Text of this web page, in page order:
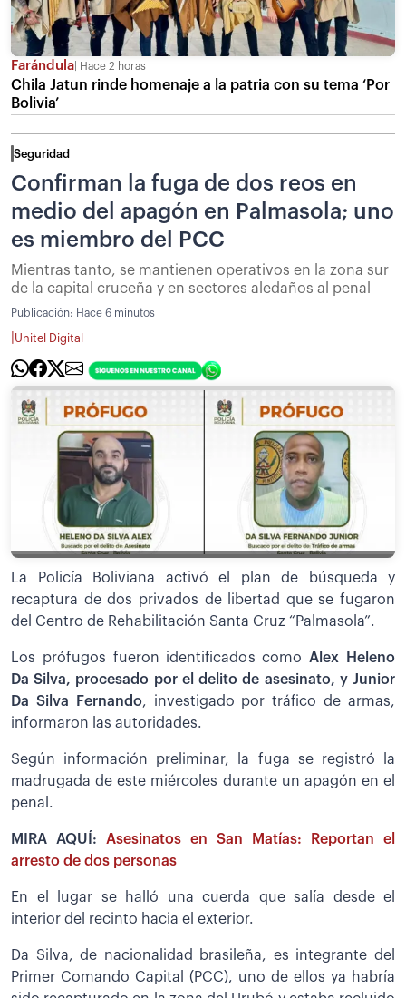
Farándula Hace 2 horas
Chila Jatun rinde homenaje a la patria con su tema ‘Por
Bolivia’
Seguridad
Confirman la fuga de dos reos en
medio del apagón en Palmasola; uno
es miembro del PCC
Mientras tanto, se mantienen operativos en la zona sur
de la capital cruceña y en sectores aledaños al penal
Publicación: Hace 6 minutos
Unitel Digital
La Policía Boliviana activó el plan de búsqueda y
recaptura de dos privados de libertad que se fugaron
del Centro de Rehabilitación Santa Cruz “Palmasola”.
Los prófugos fueron identificados como Alex
Heleno
Da Silva, procesado por el delito de asesinato, y Junior
Da Silva Fernando, investigado por tráfico de armas,
informaron las autoridades.
Según información preliminar, la fuga se registró la
madrugada de este miércoles durante un apagón en el
penal.
MIRA AQUÍ: Asesinatos en San Matías: Reportan el
arresto de dos personas
En el lugar se halló una cuerda que salía desde el
interior del recinto hacia el exterior.
Da Silva, de nacionalidad brasileña, es integrante del
Primer Comando Capital (PCC), uno de ellos ya habría